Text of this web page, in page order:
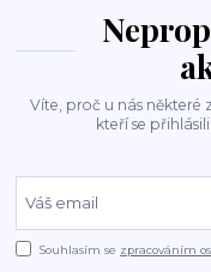
Víte, proč u nás některé
kteří se
Souhlasím se zpracováním